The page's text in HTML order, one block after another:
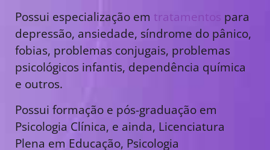
Possui especialização em tratamentos para
depressão, ansiedade, síndrome do pânico,
fobias, problemas conjugais, problemas
psicológicos infantis, dependência química
e outros.
Possui formação e pós-graduação em
Psicologia Clínica, e ainda, Licenciatura
Plena em Educação, Psicologia